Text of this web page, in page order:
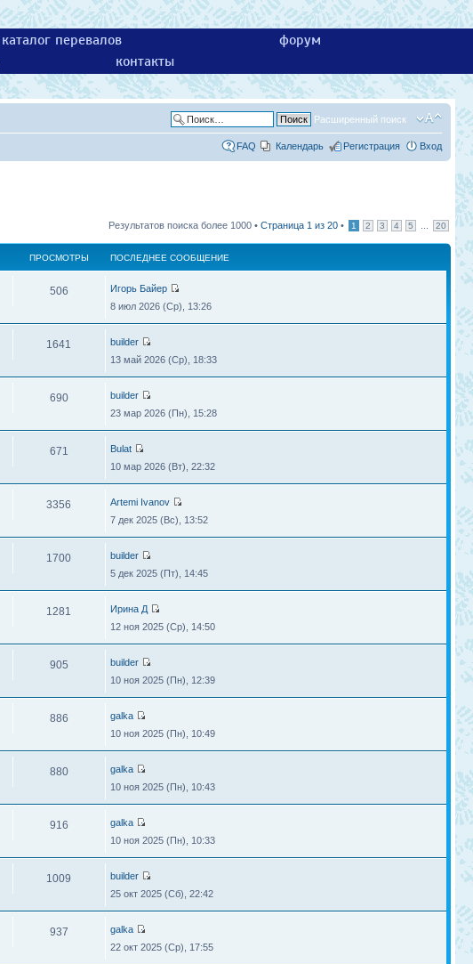
каталог перевалов
форум
контакты
Расширенный поиск
FAQ Календарь Регистрация Вход
Результатов поиска более 1000 • Страница 1 из 20 • 1 2 3 4 5 20
ПРОСМОТРЫ ПОСЛЕДНЕЕ СООБЩЕНИЕ
506
Игорь Байер
8 июл 2026 (Ср), 13:26
1641
builder
13 май 2026 (Ср), 18:33
690
builder
23 мар 2026 (Пн), 15:28
671
Bulat
10 мар 2026 (Вт), 22:32
3356
Artemi Ivanov
7 дек 2025 (Вс), 13:52
1700
builder
5 дек 2025 (Пт), 14:45
1281
Ирина Д
12 ноя 2025 (Ср), 14:50
905
builder
10 ноя 2025 (Пн), 12:39
886
galka
10 ноя 2025 (Пн), 10:49
880
galka
10 ноя 2025 (Пн), 10:43
916
galka
10 ноя 2025 (Пн), 10:33
1009
builder
25 окт 2025 (Сб), 22:42
937
galka
22 окт 2025 (Ср), 17:55